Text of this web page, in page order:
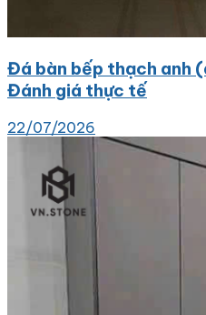
Đá bàn bếp thạch anh
Đánh giá thực tế
22/07/2026